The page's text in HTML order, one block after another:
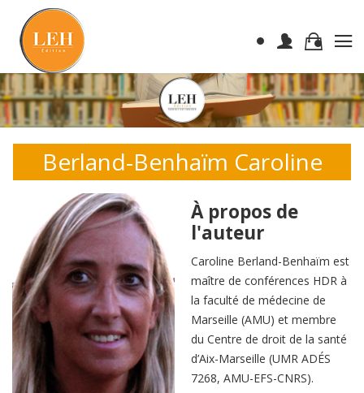
Berland-Benhaïm Caroline
À propos de
l'auteur
Caroline Berland-Benhaïm est
maître de conférences HDR à
la faculté de médecine de
Marseille (AMU) et membre
du Centre de droit de la santé
d’Aix-Marseille (UMR ADÉS
7268, AMU-EFS-CNRS).